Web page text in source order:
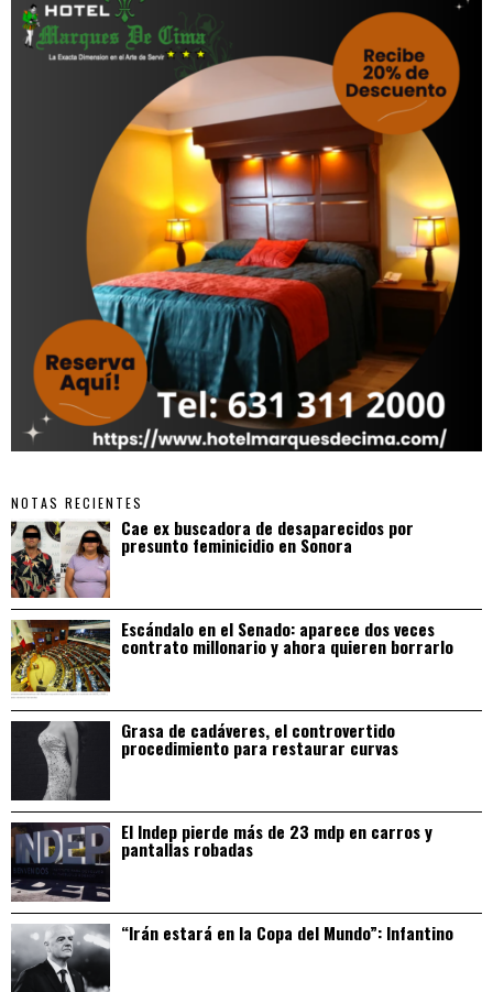
NOTAS RECIENTES
Cae ex buscadora de desaparecidos por
presunto feminicidio en Sonora
Escándalo en el Senado: aparece dos veces
contrato millonario y ahora quieren borrarlo
Grasa de cadáveres, el controvertido
procedimiento para restaurar curvas
El Indep pierde más de 23 mdp en carros y
pantallas robadas
“Irán estará en la Copa del Mundo”: Infantino